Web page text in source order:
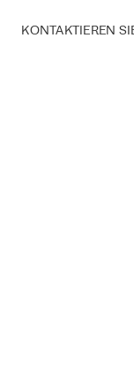
KONTAKTIEREN